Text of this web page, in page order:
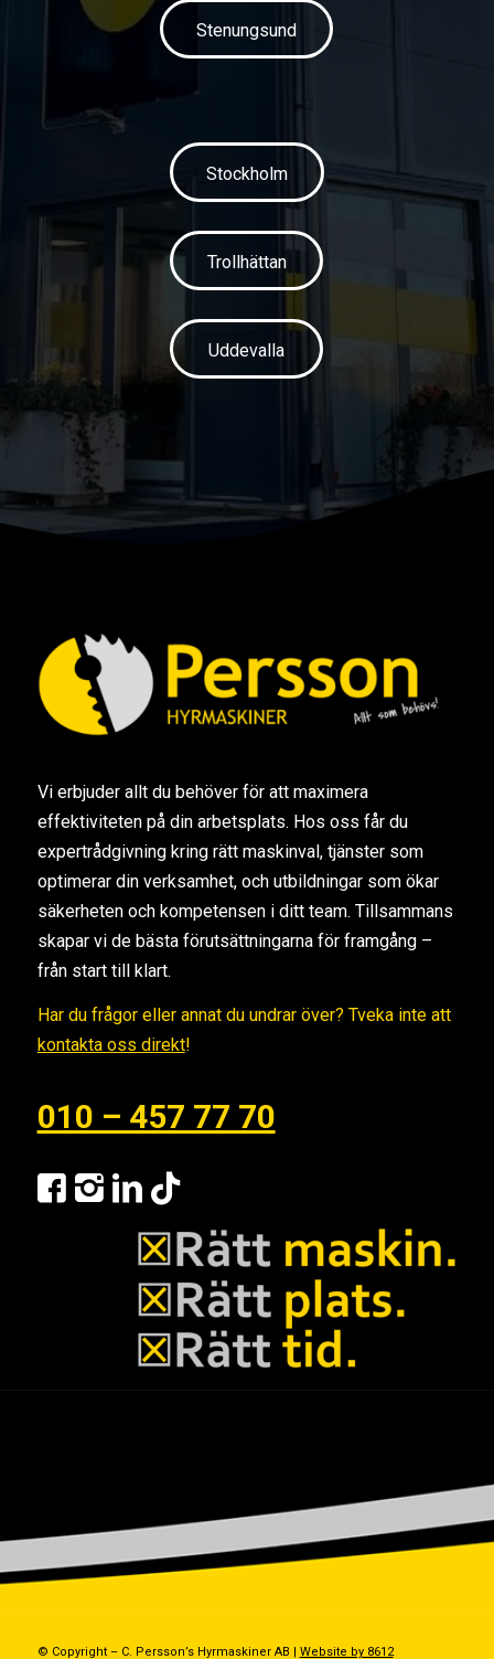
Stenungsund
Stockholm
Trollhättan
Uddevalla
Vi erbjuder allt du behöver för att maximera
effektiviteten på din arbetsplats. Hos oss får du
expertrådgivning kring rätt maskinval, tjänster som
optimerar din verksamhet, och utbildningar som ökar
säkerheten och kompetensen i ditt team. Tillsammans
skapar vi de bästa förutsättningarna för framgång –
från start till klart.
Har du frågor eller annat du undrar över? Tveka inte att
kontakta oss direkt!
010 – 457 77 70
© Copyright – C. Persson’s Hyrmaskiner AB | Website by 8612